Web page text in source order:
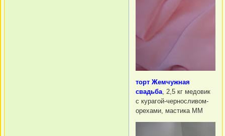
торт Жемчужная
свадьба, 2,5 кг медовик
с курагой-черносливом-
орехами, мастика ММ